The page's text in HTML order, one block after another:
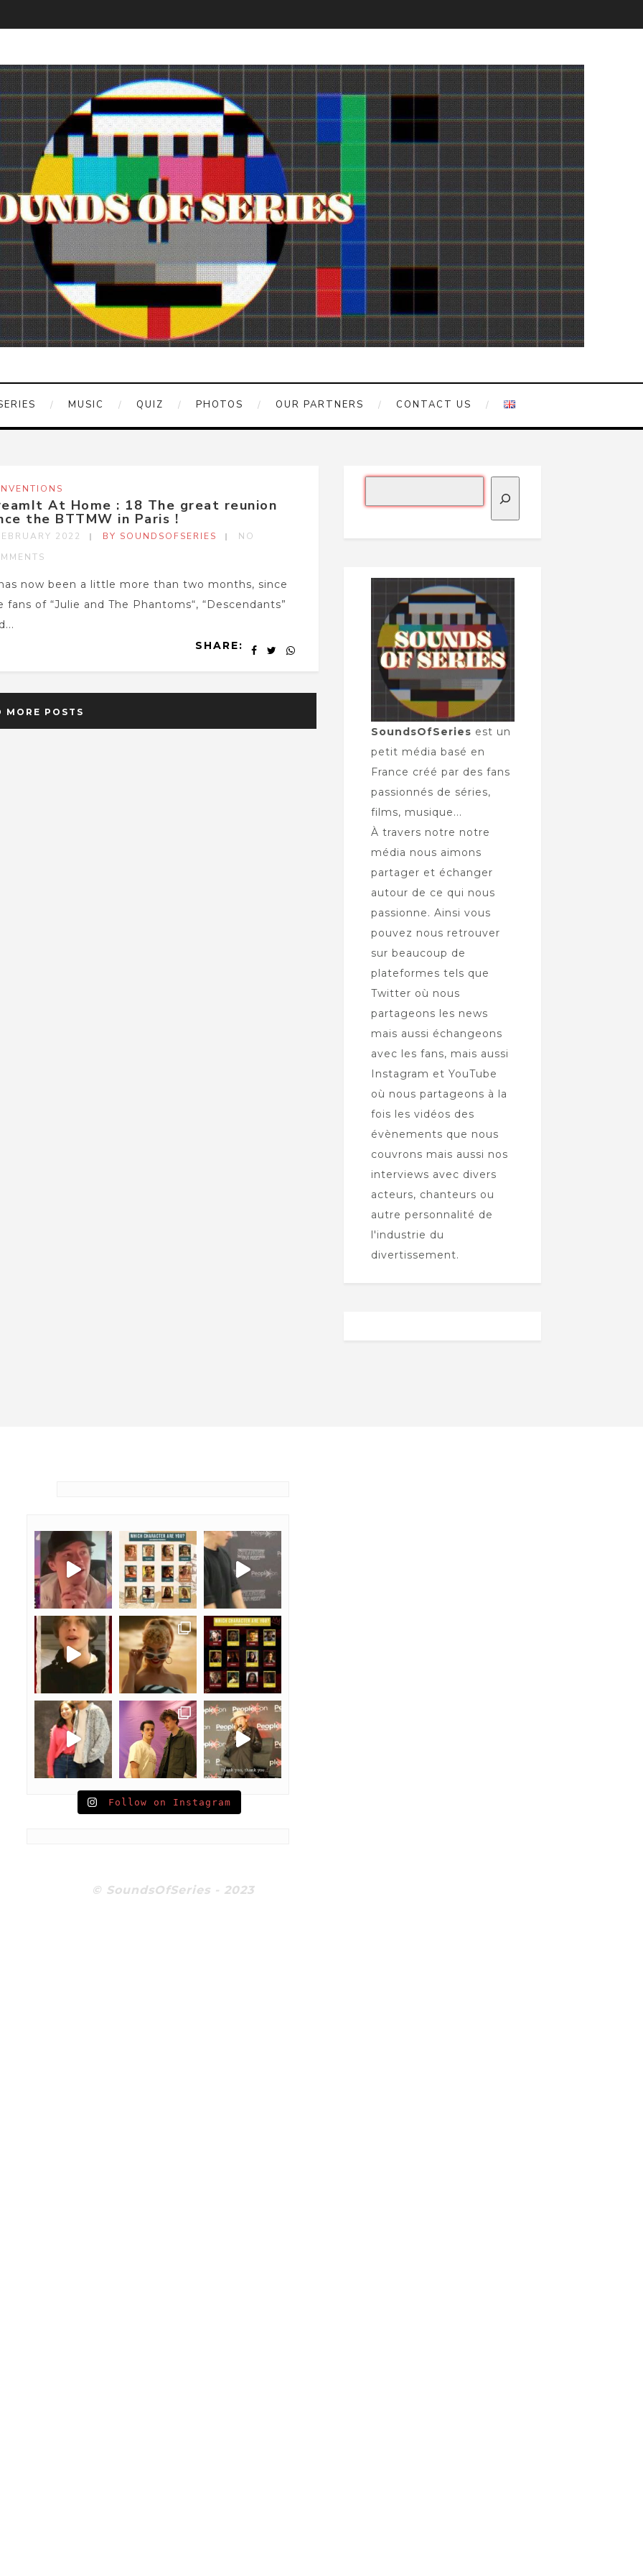
MUSIC QUIZ PHOTOS OUR PARTNERS CONTACT US
At Home : 18 The great reunion
the BTTMW in Paris !
2022 BY SOUNDSOFSERIES
NO
now been a little more than two months, since
fans of “Julie and The Phantoms“, “Descendants”
SHARE:
MORE POSTS
SoundsOfSeries est un
petit média basé en
France créé par des fans
passionnés de séries,
films, musique...
À travers notre notre
média nous aimons
partager et échanger
autour de ce qui nous
passionne. Ainsi vous
pouvez nous retrouver
sur beaucoup de
plateformes tels que
Twitter où nous
partageons les news
mais aussi échangeons
avec les fans, mais aussi
Instagram et YouTube
où nous partageons à la
fois les vidéos des
évènements que nous
couvrons mais aussi nos
interviews avec divers
acteurs, chanteurs ou
autre personnalité de
l'industrie du
divertissement.
Follow on Instagram
© SoundsOfSeries - 2023